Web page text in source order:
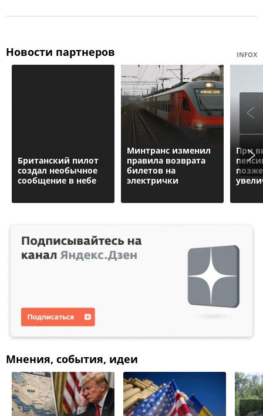
Новости партнеров INFOX
Британский пилот
создал необычное
сообщение в небе
Минтранс изменил
правила возврата
билетов на
электрички
При
Мнения, события, идеи